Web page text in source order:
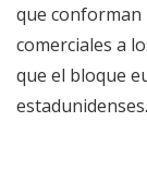
que conforman
comerciales a
que el bloque
estadunidenses.